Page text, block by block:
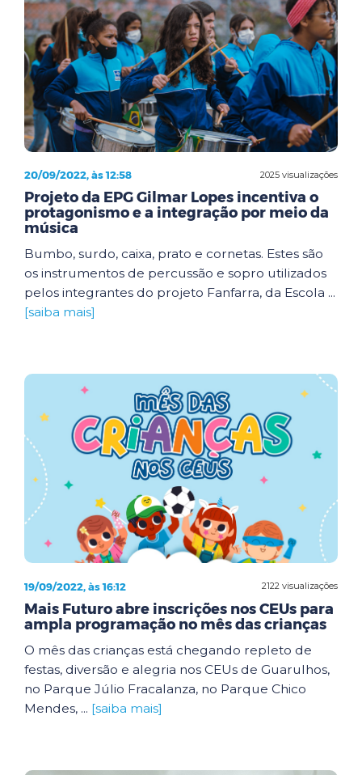
2025 visualizações
20/09/2022, às 12:58
Projeto da EPG Gilmar Lopes incentiva o
protagonismo e a integração por meio da
música
Bumbo, surdo, caixa, prato e cornetas. Estes são
os instrumentos de percussão e sopro utilizados
pelos integrantes do projeto Fanfarra, da Escola ...
[saiba mais]
2122 visualizações
19/09/2022, às 16:12
Mais Futuro abre inscrições nos CEUs para
ampla programação no mês das crianças
O mês das crianças está chegando repleto de
festas, diversão e alegria nos CEUs de Guarulhos,
no Parque Júlio Fracalanza, no Parque Chico
Mendes, ... [saiba mais]